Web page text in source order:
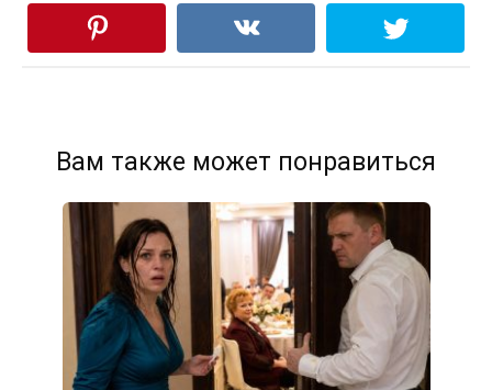
Вам также может понравиться